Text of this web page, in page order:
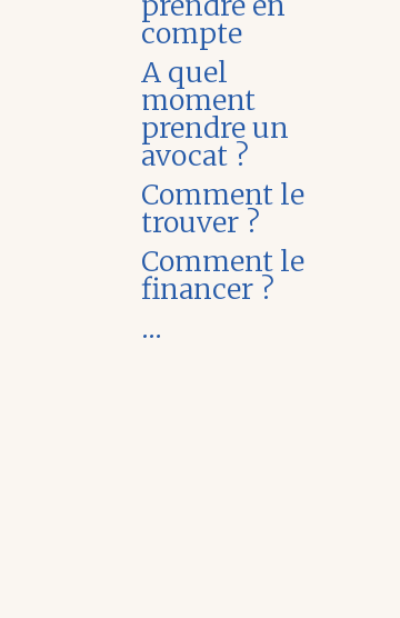
compte
A quel
moment
prendre un
avocat ?
Comment le
trouver ?
Comment le
financer ?
…